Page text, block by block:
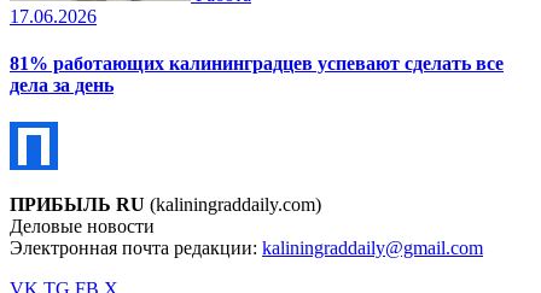
17.06.2026
81% работающих калининградцев успевают сделать все
дела за день
ПРИБЫЛЬ RU (kaliningraddaily.com)
Деловые новости
Электронная почта редакции: kaliningraddaily@gmail.com